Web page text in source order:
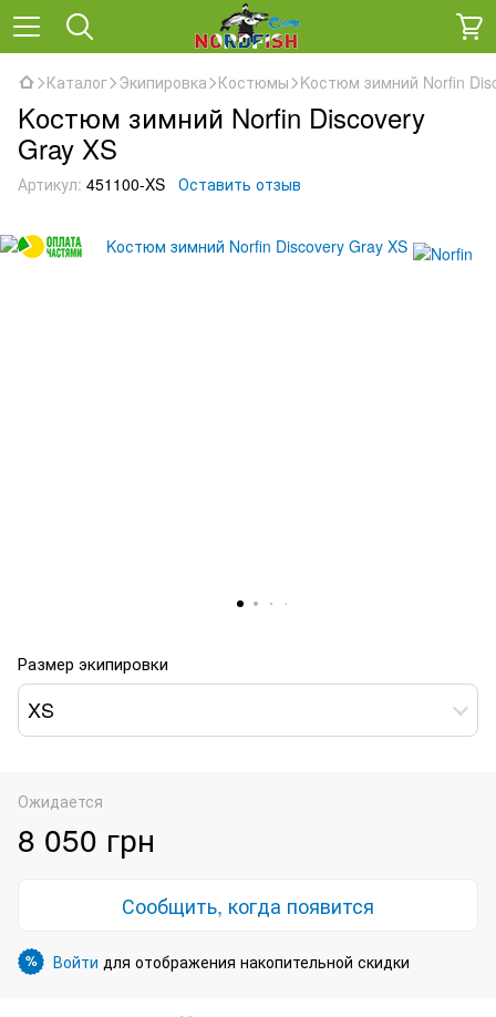
Каталог Экипировка Костюмы Kостюм зимний Norfin
Kостюм зимний Norfin Discovery
Gray XS
Артикул: 451100-XS Оставить отзыв
Размер экипировки
XS
Ожидается
8 050 грн
Сообщить, когда появится
% Войти для отображения накопительной скидки